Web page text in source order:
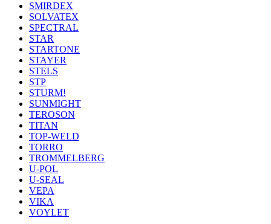
SMIRDEX
SOLVATEX
SPECTRAL
STAR
STARTONE
STAYER
STELS
STP
STURM!
SUNMIGHT
TEROSON
TITAN
TOP-WELD
TORRO
TROMMELBERG
U-POL
U-SEAL
VEPA
VIKA
VOYLET